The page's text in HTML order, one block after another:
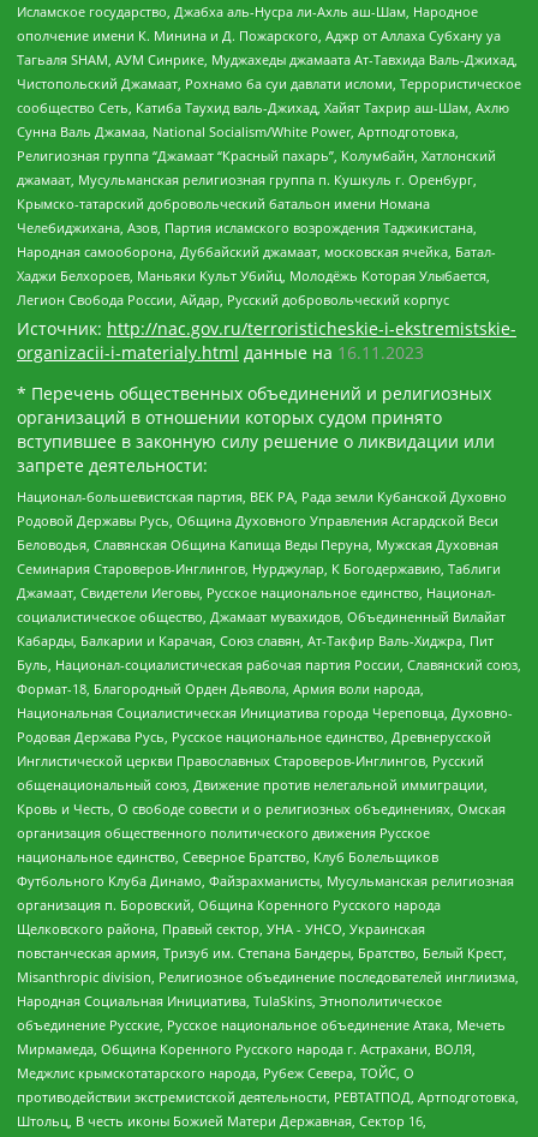
Исламское государство, Джабха аль-Нусра ли-Ахль аш-Шам, Народное
ополчение имени К. Минина и Д. Пожарского, Аджр от Аллаха Субхану уа
Тагьаля SHAM, АУМ Синрике, Муджахеды джамаата Ат-Тавхида Валь-Джихад,
Чистопольский Джамаат, Рохнамо ба суи давлати исломи, Террористическое
сообщество Сеть, Катиба Таухид валь-Джихад, Хайят Тахрир аш-Шам, Ахлю
Сунна Валь Джамаа, National Socialism/White Power, Артподготовка,
Религиозная группа “Джамаат “Красный пахарь”, Колумбайн, Хатлонский
джамаат, Мусульманская религиозная группа п. Кушкуль г. Оренбург,
Крымско-татарский добровольческий батальон имени Номана
Челебиджихана, Азов, Партия исламского возрождения Таджикистана,
Народная самооборона, Дуббайский джамаат, московская ячейка, Батал-
Хаджи Белхороев, Маньяки Культ Убийц, Молодёжь Которая Улыбается,
Легион Свобода России, Айдар, Русский добровольческий корпус
Источник: http://nac.gov.ru/terroristicheskie-i-ekstremistskie-
organizacii-i-materialy.html данные на 16.11.2023
* Перечень общественных объединений и религиозных
организаций в отношении которых судом принято
вступившее в законную силу решение о ликвидации или
запрете деятельности:
Национал-большевистская партия, ВЕК РА, Рада земли Кубанской Духовно
Родовой Державы Русь, Община Духовного Управления Асгардской Веси
Беловодья, Славянская Община Капища Веды Перуна, Мужская Духовная
Семинария Староверов-Инглингов, Нурджулар, К Богодержавию, Таблиги
Джамаат, Свидетели Иеговы, Русское национальное единство, Национал-
социалистическое общество, Джамаат мувахидов, Объединенный Вилайат
Кабарды, Балкарии и Карачая, Союз славян, Ат-Такфир Валь-Хиджра, Пит
Буль, Национал-социалистическая рабочая партия России, Славянский союз,
Формат-18, Благородный Орден Дьявола, Армия воли народа,
Национальная Социалистическая Инициатива города Череповца, Духовно-
Родовая Держава Русь, Русское национальное единство, Древнерусской
Инглистической церкви Православных Староверов-Инглингов, Русский
общенациональный союз, Движение против нелегальной иммиграции,
Кровь и Честь, О свободе совести и о религиозных объединениях, Омская
организация общественного политического движения Русское
национальное единство, Северное Братство, Клуб Болельщиков
Футбольного Клуба Динамо, Файзрахманисты, Мусульманская религиозная
организация п. Боровский, Община Коренного Русского народа
Щелковского района, Правый сектор, УНА - УНСО, Украинская
повстанческая армия, Тризуб им. Степана Бандеры, Братство, Белый Крест,
Misanthropic division, Религиозное объединение последователей инглиизма,
Народная Социальная Инициатива, TulaSkins, Этнополитическое
объединение Русские, Русское национальное объединение Атака, Мечеть
Мирмамеда, Община Коренного Русского народа г. Астрахани, ВОЛЯ,
Меджлис крымскотатарского народа, Рубеж Севера, ТОЙС, О
противодействии экстремистской деятельности, РЕВТАТПОД, Артподготовка,
Штольц, В честь иконы Божией Матери Державная, Сектор 16,